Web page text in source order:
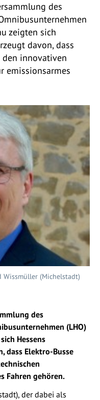
des
zeigten sich
davon, dass
den innovativen
emissionsarmes
Wissmüller (Michelstadt)
des
(LHO)
Hessens
dass Elektro-Busse
Fahren gehören.
der dabei als